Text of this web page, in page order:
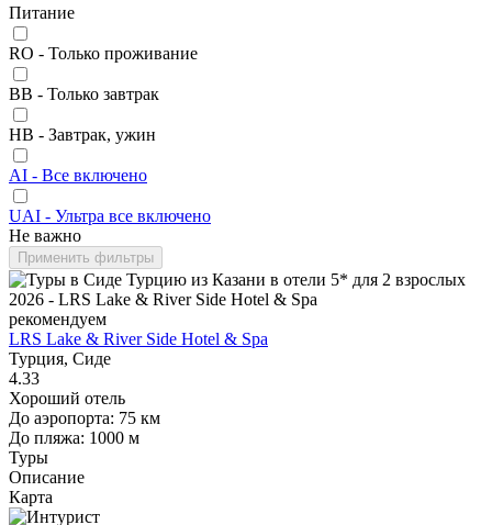
Питание
RO - Только проживание
BB - Только завтрак
HB - Завтрак, ужин
AI - Все включено
UAI - Ультра все включено
Не важно
Применить фильтры
рекомендуем
LRS Lake & River Side Hotel & Spa
Турция, Сиде
4.33
Хороший отель
До аэропорта: 75 км
До пляжа: 1000 м
Туры
Описание
Карта